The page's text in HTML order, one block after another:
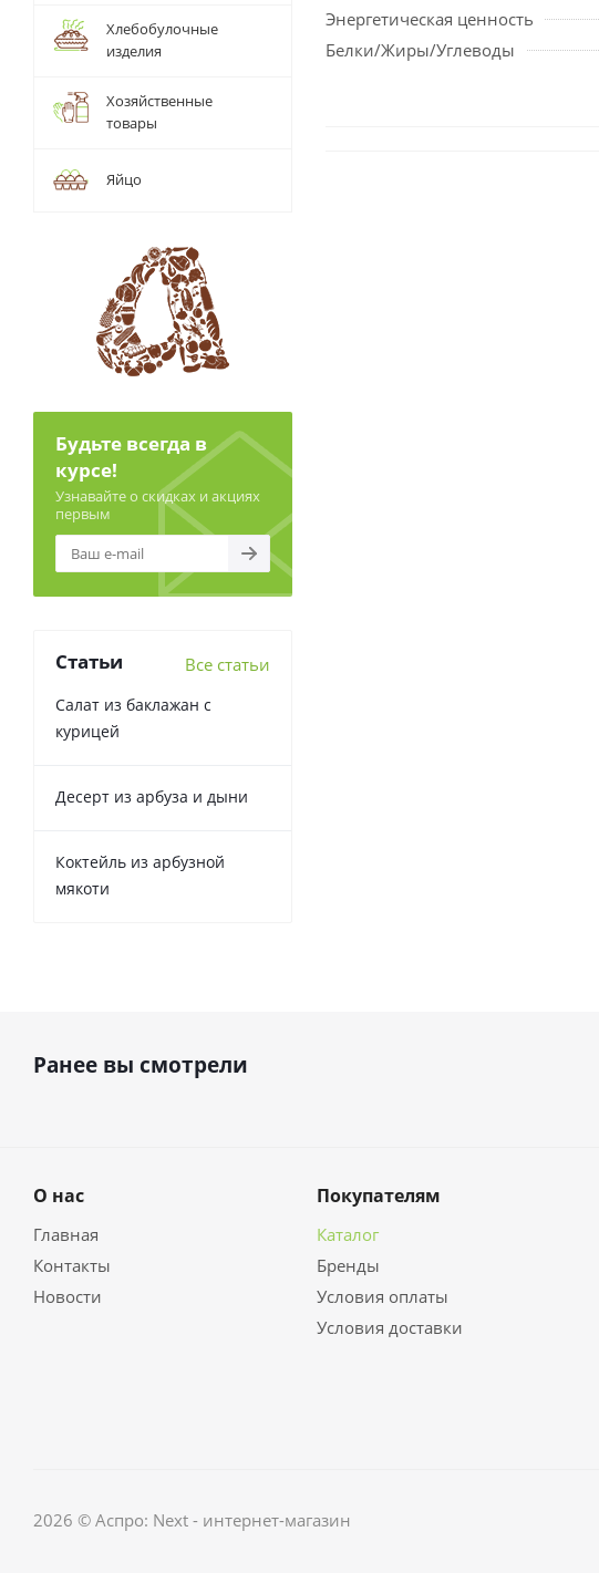
Энергетическая ценность
Белки/Жиры/Углеводы
Хлебобулочные
изделия
Хозяйственные
товары
Яйцо
Будьте всегда в
курсе!
Узнавайте о скидках и акциях
первым
Статьи Все статьи
Салат из баклажан с
курицей
Десерт из арбуза и дыни
Коктейль из арбузной
мякоти
Ранее вы смотрели
О нас
Главная
Контакты
Новости
Покупателям
Каталог
Бренды
Условия оплаты
Условия доставки
2026 © Аспро: Next - интернет-магазин